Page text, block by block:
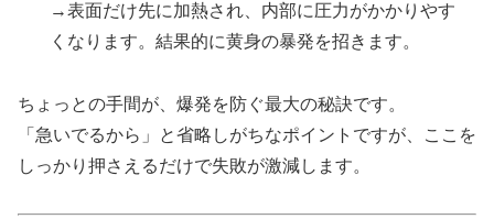
→表面だけ先に加熱され、内部に圧力がかかりやす
くなります。結果的に黄身の暴発を招きます。
ちょっとの手間が、爆発を防ぐ最大の秘訣です。
「急いでるから」と省略しがちなポイントですが、ここを
しっかり押さえるだけで失敗が激減します。